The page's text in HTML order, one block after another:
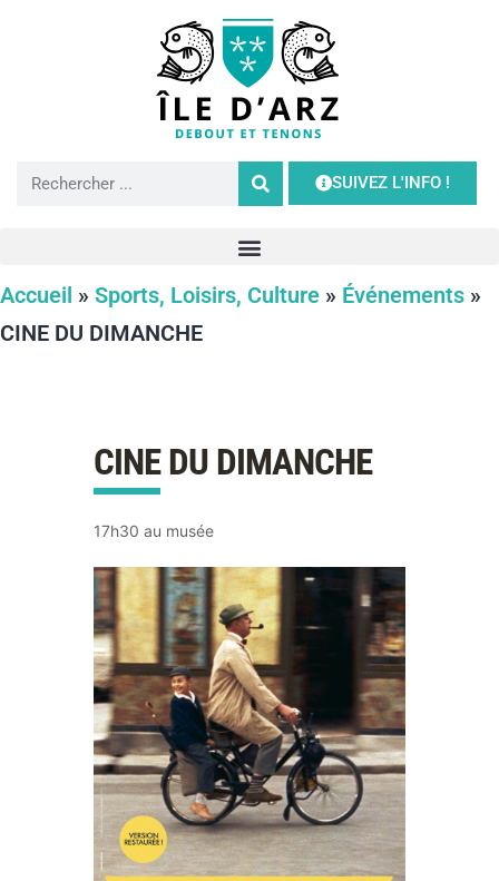
SUIVEZ L'INFO !
Accueil » Sports, Loisirs, Culture » Événements »
CINE DU DIMANCHE
CINE DU DIMANCHE
17h30 au musée